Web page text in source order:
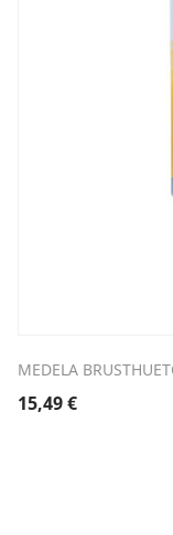
MEDELA
15,49€